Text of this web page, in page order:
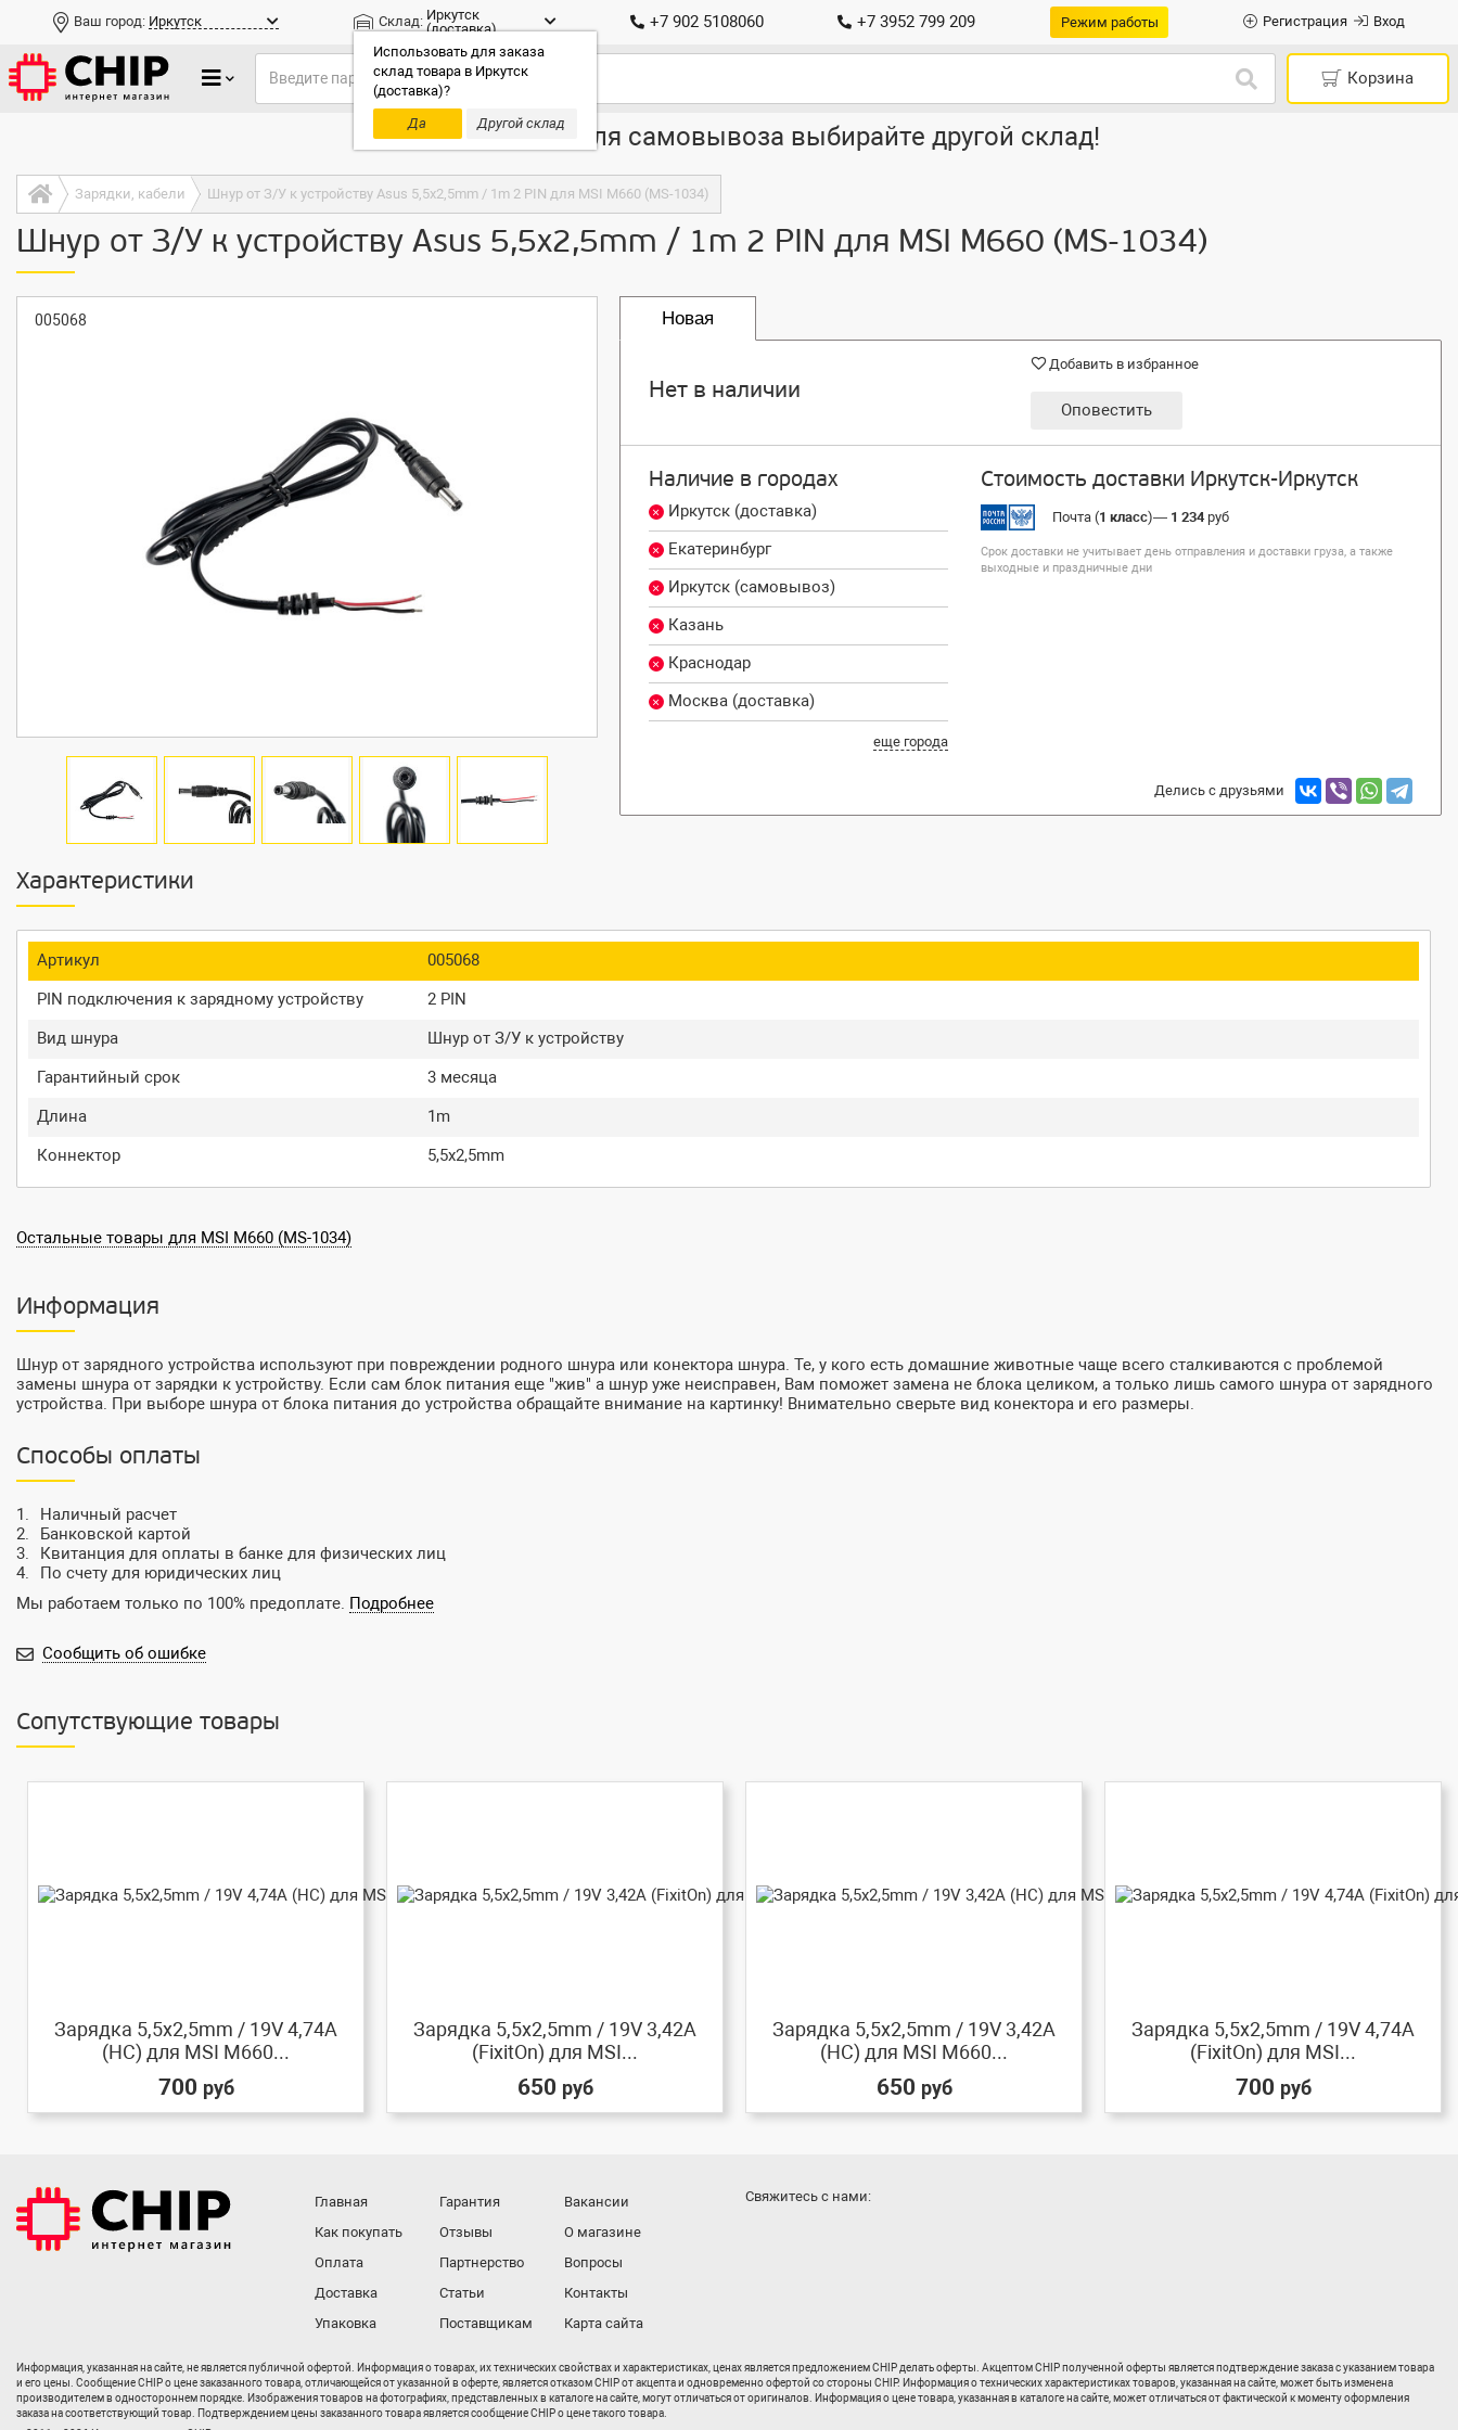
Ваш город: Иркутск Склад: Иркутск
(доставка)
Использовать для заказа
склад товара в Иркутск
(доставка)?
Да
Другой склад
+7 902 5108060 +7 3952 799 209 Режим работы Регистрация Вход
Корзина
Только доставка, для самовывоза выбирайте другой склад!
Зарядки, кабели Шнур от З/У к устройству Asus 5,5x2,5mm / 1m 2 PIN для MSI M660 (MS-1034)
Шнур от З/У к устройству Asus 5,5x2,5mm / 1m 2 PIN для MSI M660 (MS-1034)
005068 Новая
Нет в наличии
Добавить в избранное
Оповестить
Наличие в городах
Иркутск (доставка)
Екатеринбург
Иркутск (самовывоз)
Казань
Краснодар
Москва (доставка)
еще города
Стоимость доставки Иркутск-Иркутск
Почта (1 класс)— 1 234руб
Срок доставки не учитывает день отправления и доставки груза, а также
выходные и праздничные дни
Делись с друзьями
Характеристики
Артикул
005068
PIN подключения к зарядному устройству
2 PIN
Вид шнура
Шнур от З/У к устройству
Гарантийный срок
3 месяца
Длина
1m
Коннектор
5,5x2,5mm
Остальные товары для MSI M660 (MS-1034)
Информация
Шнур от зарядного устройства используют при повреждении родного шнура или конектора шнура. Те, у кого есть домашние животные чаще всего сталкиваются с проблемой
замены шнура от зарядки к устройству. Если сам блок питания еще "жив" а шнур уже неисправен, Вам поможет замена не блока целиком, а только лишь самого шнура от зарядного
устройства. При выборе шнура от блока питания до устройства обращайте внимание на картинку! Внимательно сверьте вид конектора и его размеры.
Способы оплаты
Наличный расчет
Банковской картой
Квитанция для оплаты в банке для физических лиц
По счету для юридических лиц
Мы работаем только по 100% предоплате. Подробнее
Сообщить об ошибке
Сопутствующие товары
Зарядка 5,5x2,5mm / 19V 4,74A
(HC) для MSI M660...
700 руб
Зарядка 5,5x2,5mm / 19V 3,42A
(FixitOn) для MSI...
650 руб
Зарядка 5,5x2,5mm / 19V 3,42A
(HC) для MSI M660...
650 руб
Зарядка 5,5x2,5mm / 19V 4,74A
(FixitOn) для MSI...
700 руб
Главная
Как покупать
Оплата
Доставка
Упаковка
Гарантия
Отзывы
Партнерство
Статьи
Поставщикам
Вакансии
О магазине
Вопросы
Контакты
Карта сайта
Cвяжитесь с нами:
Информация, указанная на сайте, не является публичной офертой. Информация о товарах, их технических свойствах и характеристиках, ценах является предложением CHIP делать оферты. Акцептом CHIP полученной оферты является подтверждение заказа с указанием товара
и его цены. Сообщение CHIP о цене заказанного товара, отличающейся от указанной в оферте, является отказом CHIP от акцепта и одновременно офертой со стороны CHIP. Информация о технических характеристиках товаров, указанная на сайте, может быть изменена
производителем в одностороннем порядке. Изображения товаров на фотографиях, представленных в каталоге на сайте, могут отличаться от оригиналов. Информация о цене товара, указанная в каталоге на сайте, может отличаться от фактической к моменту оформления
заказа на соответствующий товар. Подтверждением цены заказанного товара является сообщение CHIP о цене такого товара.